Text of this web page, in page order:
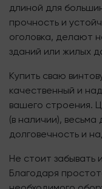
длиной для
прочность и
оголовка, делают
зданий или жилых
Купить сваю
качественный и
вашего строения.
(в наличии),
долговечность и
Не стоит забывать
Благодаря